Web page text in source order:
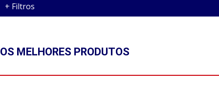
+ Filtros
OS MELHORES PRODUTOS